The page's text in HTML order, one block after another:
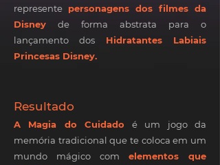
represente personagens dos filmes da
Disney de forma abstrata para o
lançamento dos Hidratantes Labiais
Princesas Disney.
Resultado
A Magia do Cuidado é um jogo da
memória tradicional que te coloca em um
mundo mágico com elementos que